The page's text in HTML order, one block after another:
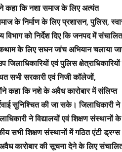
ने कहा कि नशा समाज के लिए अत्यंत
के निर्माण के लिए प्रशासन, पुलिस,
विभाग को निर्देश दिए कि जनपद में संचालित
के लिए सघन जांच अभियान चलाया
एवं पुलिस
सभी सरकारी एवं निजी कॉलेजों,
कहा कि नशे के अवैध कारोबार में संलिप्त
सुनिश्चित की जा सके। जिलाधिकारी ने
ने विद्यालयों एवं शिक्षण संस्थानों के
सभी शिक्षण संस्थानों में गठित एंटी ड्रग्स
कारोबार की सूचना देने के लिए